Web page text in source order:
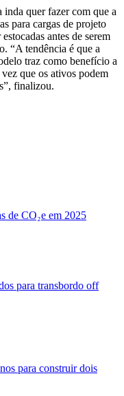
quer fazer com que a
para cargas de projeto
antes de serem
“A tendência é que a
traz como benefício a
que os ativos podem
finalizou.
de CO₂e em 2025
para transbordo off
para construir dois